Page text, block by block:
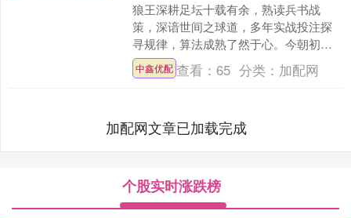
狼王深耕足坛十载有余，熟读兵书战
策，深谙世间之球道，多年实战投注探
寻规律，算法成熟了然于心。今朝初入
江湖携君共议球事，定精诚一心与您闲
庭信步笑谈球中事，云卷云舒....
中鑫优配 查看：65 分类： 加配网
加配网文章已加载完成
个股实时涨跌榜